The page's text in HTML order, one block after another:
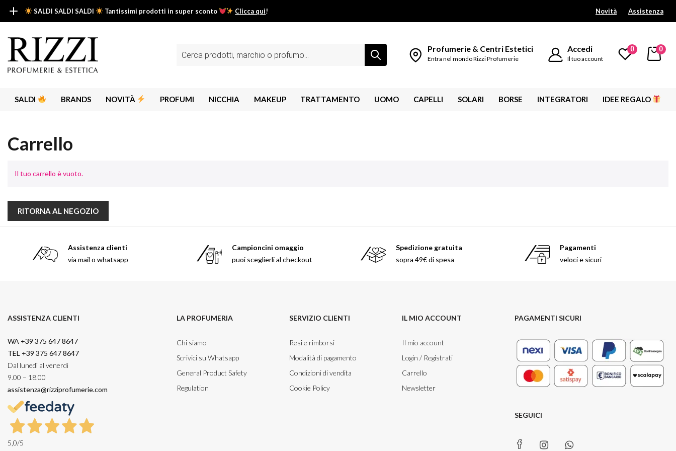
SALDI SALDI SALDI Tantissimi prodotti in super sconto Clicca qui!
SALDI SALDI SALDI
Fino al -50% su tantissimi prodotti beauty nella sezione saldi: il tuo glow estivo inizia da qui.
Scopri tutti i prodotti in super saldo!
Novità Assistenza
prodotti
Profumerie & Centri Estetici
Entra nel mondo Rizzi Profumerie
Accedi
Il tuo account
0 0
SALDI BRANDS
Armani Parfums
Atkinsons
NOVITÀ PROFUMI NICCHIA MAKEUP TRATTAMENTO UOMO CAPELLI SOLARI BORSE INTEGRATORI IDEE REGALO
Carrello
Il tuo carrello è vuoto.
RITORNA AL NEGOZIO
Assistenza clienti
via mail o whatsapp
Campioncini omaggio
puoi sceglierli al checkout
Spedizione gratuita
sopra 49€ di spesa
Pagamenti
veloci e sicuri
ASSISTENZA CLIENTI
WA +39 375 647 8647
TEL +39 375 647 8647
Dal lunedì al venerdì
9.00 – 18.00
assistenza@rizziprofumerie.com
5,0/5
LA PROFUMERIA
Chi siamo
Scrivici su Whatsapp
General Product Safety
Regulation
SERVIZIO CLIENTI
Resi e rimborsi
Modalità di pagamento
Condizioni di vendita
Cookie Policy
IL MIO ACCOUNT
Il mio account
Login / Registrati
Carrello
Newsletter
PAGAMENTI SICURI
SEGUICI